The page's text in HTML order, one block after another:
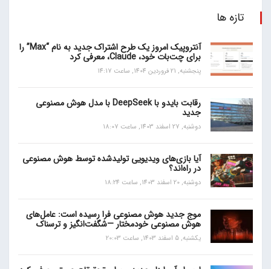
تازه ها
آنتروپیک امروز یک طرح اشتراک جدید به نام “Max” را
برای چت‌بات خود، Claude، معرفی کرد
پنجشنبه, 21 فروردین 1404, ساعت 14:17
رقابت بایدو با DeepSeek با مدل هوش مصنوعی
جدید
دوشنبه, 27 اسفند 1403, ساعت 18:07
آیا بازی‌های ویدیویی تولیدشده توسط هوش مصنوعی
در راه‌اند؟
دوشنبه, 20 اسفند 1403, ساعت 18:24
موج جدید هوش مصنوعی فرا رسیده است: عامل‌های
هوش مصنوعی خودمختار —شگفت‌انگیز و ترسناک
یکشنبه, 5 اسفند 1403, ساعت 20:03